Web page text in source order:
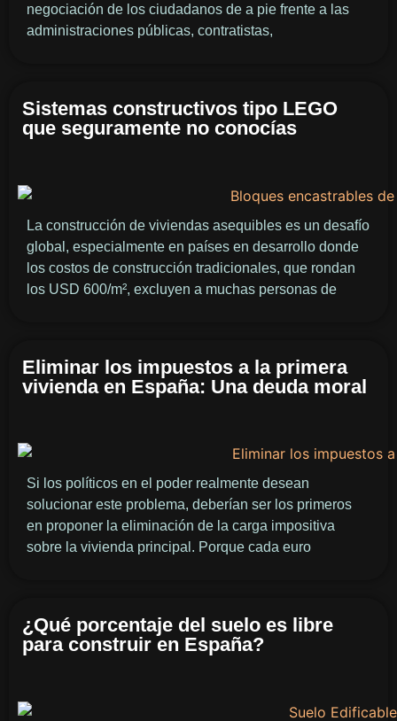
negociación de los ciudadanos de a pie frente a las
administraciones públicas, contratistas,
Sistemas constructivos tipo LEGO
que seguramente no conocías
La construcción de viviendas asequibles es un desafío
global, especialmente en países en desarrollo donde
los costos de construcción tradicionales, que rondan
los USD 600/m², excluyen a muchas personas de
Eliminar los impuestos a la primera
vivienda en España: Una deuda moral
Si los políticos en el poder realmente desean
solucionar este problema, deberían ser los primeros
en proponer la eliminación de la carga impositiva
sobre la vivienda principal. Porque cada euro
¿Qué porcentaje del suelo es libre
para construir en España?